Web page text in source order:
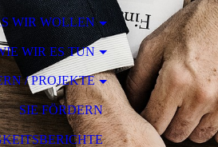
WIR WOLLEN
WIR ES TUN
/ PROJEKTE
SIE FÖRDERN